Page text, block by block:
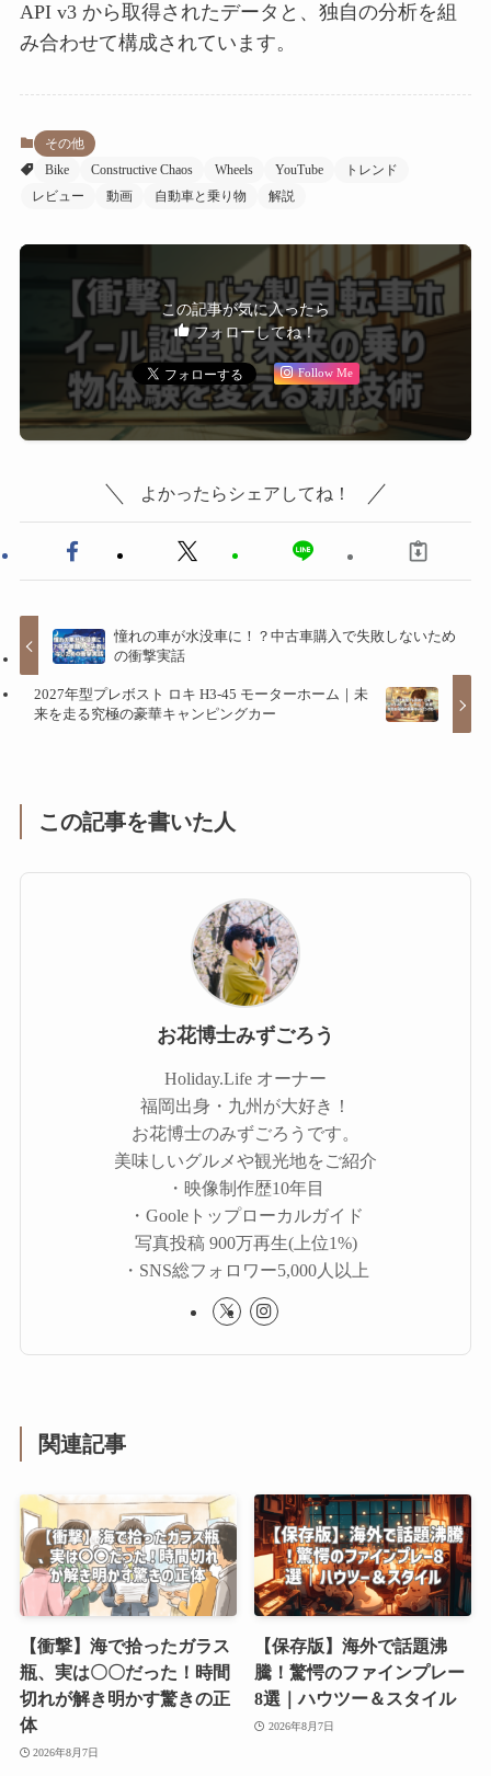
API v3 から取得されたデータと、独自の分析を組
み合わせて構成されています。
その他
Bike
Constructive Chaos Wheels YouTube
トレンド
レビュー
動画 自動車と乗り物 解説
この記事が気に入ったら
フォローしてね！
Follow Me
よかったらシェアしてね！
憧れの車が水没車に！？中古車購入で失敗しないため
の衝撃実話
2027年型プレボスト ロキ H3-45 モーターホーム｜未
来を走る究極の豪華キャンピングカー
この記事を書いた人
お花博士みずごろう
Holiday.Life オーナー
福岡出身・九州が大好き！
お花博士のみずごろうです。
美味しいグルメや観光地をご紹介
・映像制作歴10年目
・Gooleトップローカルガイド
写真投稿 900万再生(上位1%)
・SNS総フォロワー5,000人以上
関連記事
【衝撃】海で拾ったガラス
瓶、実は〇〇だった！時間
切れが解き明かす驚きの正
体
2026年8月7日
【保存版】海外で話題沸
騰！驚愕のファインプレー
8選｜ハウツー＆スタイル
2026年8月7日